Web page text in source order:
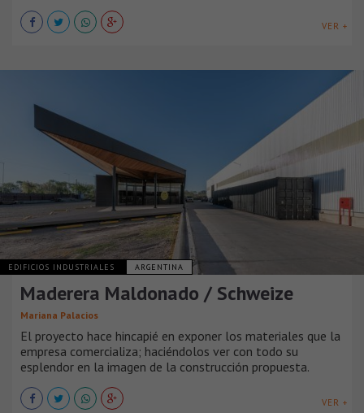
VER +
EDIFICIOS INDUSTRIALES ARGENTINA
Maderera Maldonado / Schweize
Mariana Palacios
El proyecto hace hincapié en exponer los materiales que la
empresa comercializa; haciéndolos ver con todo su
esplendor en la imagen de la construcción propuesta.
VER +